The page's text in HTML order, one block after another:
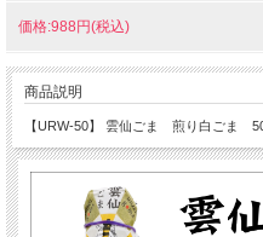
価格:988円(税込)
商品説明
【URW-50】 雲仙ごま 煎り白ごま